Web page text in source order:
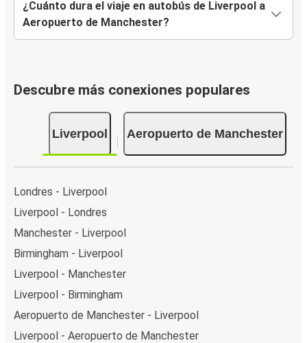
¿Cuánto dura el viaje en autobús de Liverpool a
Aeropuerto de Manchester?
Descubre más conexiones populares
Liverpool Aeropuerto de Manchester
Londres - Liverpool
Liverpool - Londres
Manchester - Liverpool
Birmingham - Liverpool
Liverpool - Manchester
Liverpool - Birmingham
Aeropuerto de Manchester - Liverpool
Liverpool - Aeropuerto de Manchester